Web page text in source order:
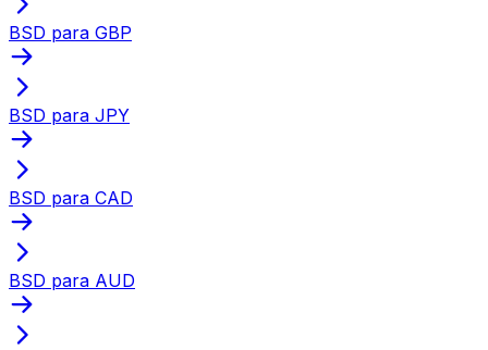
BSD para GBP
BSD para JPY
BSD para CAD
BSD para AUD